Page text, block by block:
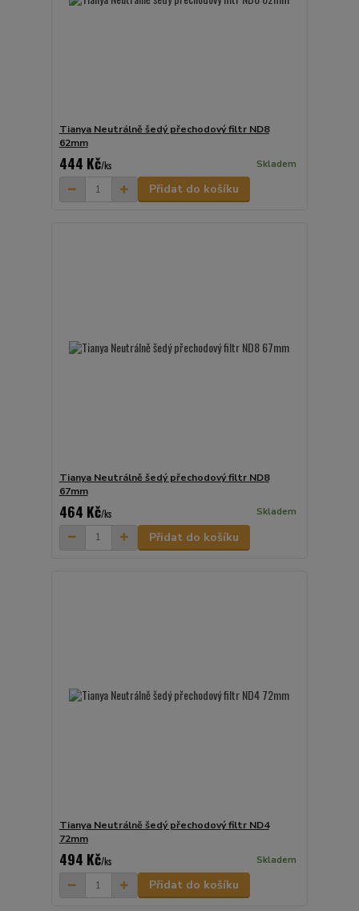
Tianya Neutrálně šedý přechodový filtr ND8
62mm
444 Kč/ks Skladem
Přidat do košíku
Tianya Neutrálně šedý přechodový filtr ND8
67mm
464 Kč/ks Skladem
Přidat do košíku
Tianya Neutrálně šedý přechodový filtr ND4
72mm
494 Kč/ks Skladem
Přidat do košíku